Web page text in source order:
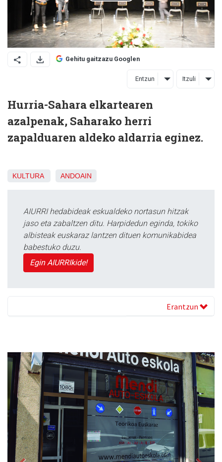
Gehitu gaitzazu Googlen
Entzun Itzuli
Hurria-Sahara elkartearen
azalpenak, Saharako herri
zapalduaren aldeko aldarria eginez.
KULTURA ANDOAIN
AIURRI hedabideak eskualdeko nortasun hitzak
jaso eta zabaltzen ditu. Harpidedun eginda, tokiko
albisteak euskaraz lantzen dituen komunikabidea
babestuko duzu.
Egin AIURRIkide!
Erantzun